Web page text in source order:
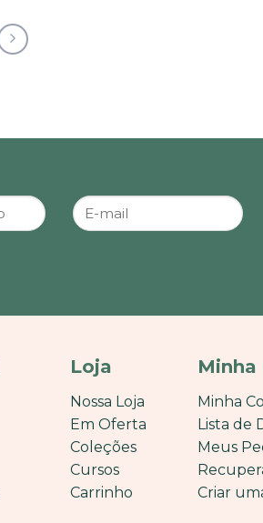
Loja
Nossa Loja
Em Oferta
Coleções
Cursos
Carrinho
Minha
Minha
Lista de
Meus
Criar